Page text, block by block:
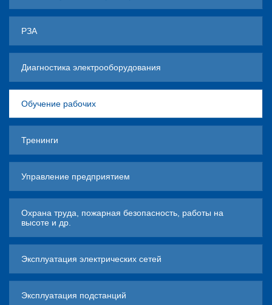
РЗА
Диагностика электрооборудования
Обучение рабочих
Тренинги
Управление предприятием
Охрана труда, пожарная безопасность, работы на
высоте и др.
Эксплуатация электрических сетей
Эксплуатация подстанций